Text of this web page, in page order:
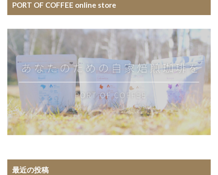
PORT OF COFFEE online store
最近の投稿